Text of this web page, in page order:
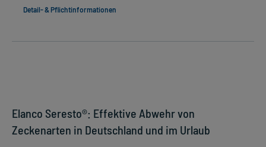
Detail- & Pflichtinformationen
Elanco Seresto®: Effektive Abwehr von
Zeckenarten in Deutschland und im Urlaub